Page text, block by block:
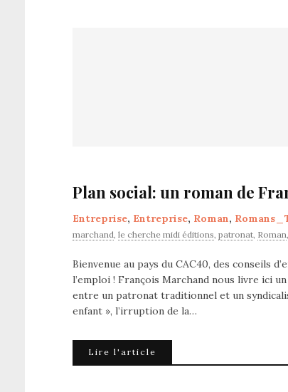
Plan social: un roman de
Entreprise, Entreprise, Roman,
marchand, le cherche midi éditions, patronat, Roman,
Bienvenue au pays du CAC40, des conseils
l’emploi ! François Marchand nous livre ici
entre un patronat traditionnel et un
enfant », l’irruption de la…
Lire l'article